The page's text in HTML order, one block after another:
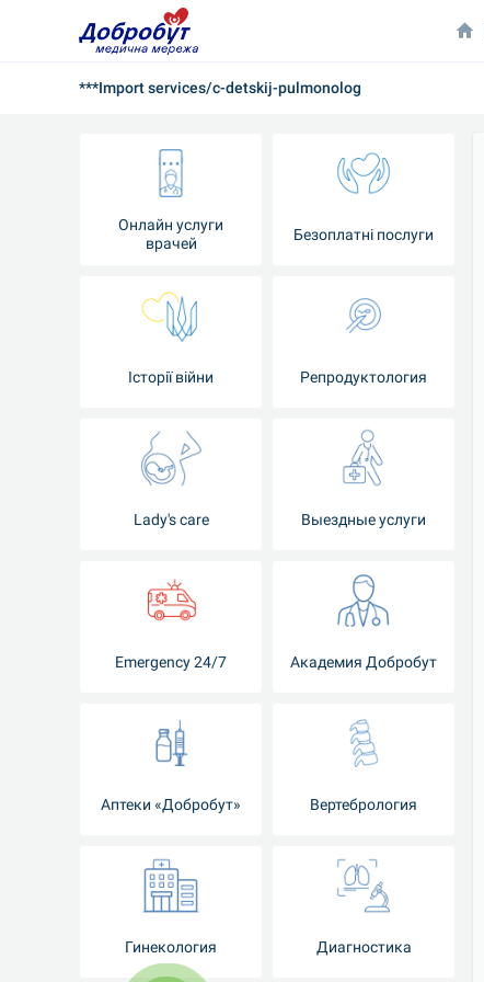
***Import services/c-detskij-pulmonolog
Онлайн услуги
врачей
Безоплатні послуги
Iсторії війни Репродуктология
Lady's care Выездные услуги
Emergency 24/7 Академия Добробут
Аптеки «Добробут» Вертебрология
Гинекология Диагностика